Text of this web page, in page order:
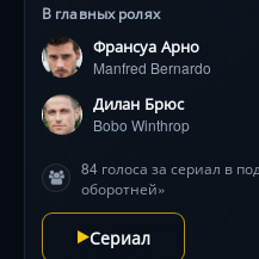
В главных ролях
Франсуа Арно
Manfred Bernardo
Дилан Брюс
Bobo Winthrop
84 голоса за сериал в
оборотней»
Сериал